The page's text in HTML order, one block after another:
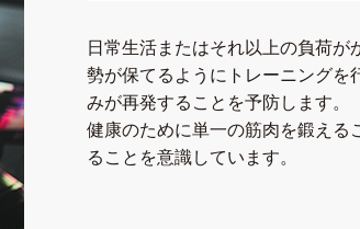
⽇常⽣活またはそれ以上の負荷
勢が保てるようにトレーニングを
みが再発することを予防します。
健康のために単⼀の筋⾁を鍛える
ることを意識しています。